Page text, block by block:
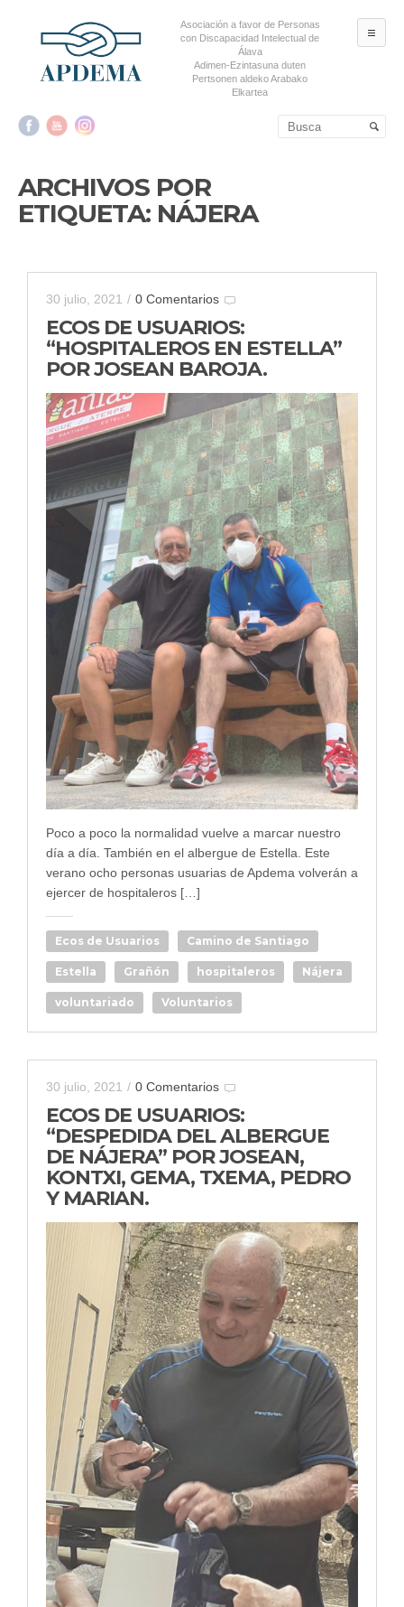
Asociación a favor de Personas
con Discapacidad Intelectual de
Álava
Adimen-Ezintasuna duten
Pertsonen aldeko Arabako
Elkartea
secundario
ARCHIVOS POR
ETIQUETA: NÁJERA
30 julio, 2021 / 0 Comentarios
ECOS DE USUARIOS:
“HOSPITALEROS EN ESTELLA”
POR JOSEAN BAROJA.
Poco a poco la normalidad vuelve a marcar nuestro
día a día. También en el albergue de Estella. Este
verano ocho personas usuarias de Apdema volverán a
ejercer de hospitaleros […]
Ecos de Usuarios Camino de Santiago
Estella Grañón hospitaleros Nájera
voluntariado Voluntarios
30 julio, 2021 / 0 Comentarios
ECOS DE USUARIOS:
“DESPEDIDA DEL ALBERGUE
DE NÁJERA” POR JOSEAN,
KONTXI, GEMA, TXEMA, PEDRO
Y MARIAN.